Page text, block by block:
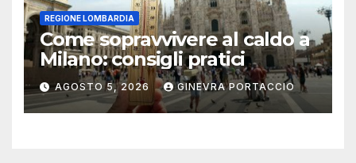
REGIONE LOMBARDIA
Come sopravvivere al caldo a
Milano: consigli pratici
AGOSTO 5, 2026 GINEVRA PORTACCIO